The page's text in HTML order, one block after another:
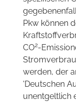
Pkw können
CO2-
werden, der
'Deutschen
unentgeltlich